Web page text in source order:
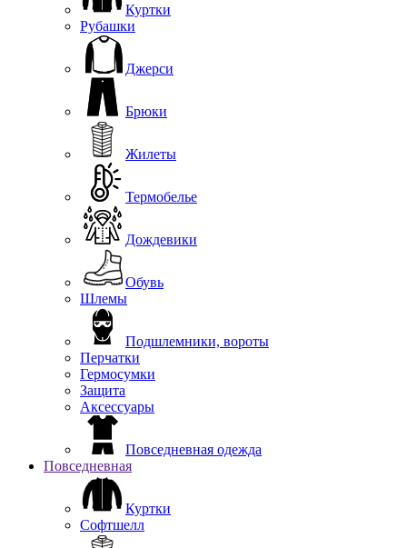
Куртки
Рубашки
Джерси
Брюки
Жилеты
Термобелье
Дождевики
Обувь
Шлемы
Подшлемники, вороты
Перчатки
Гермосумки
Защита
Аксессуары
Повседневная одежда
Повседневная
Куртки
Софтшелл